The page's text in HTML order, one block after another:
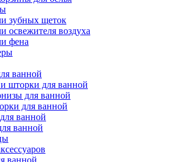
зубных щеток
освежителя воздуха
фена
ванной
шторки для ванной
для ванной
для ванной
ванной
ванной
ванной